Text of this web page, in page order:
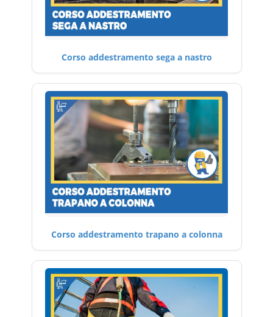
Corso addestramento sega a nastro
Corso addestramento trapano a colonna